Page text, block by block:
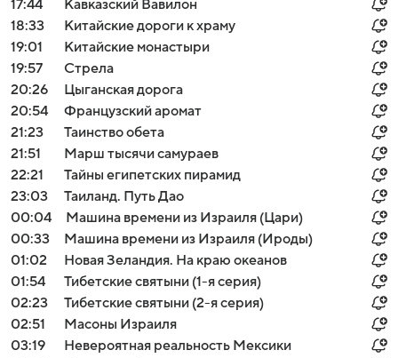
17:44
Кавказский Вавилон
18:33
Китайские дороги к храму
19:01
Китайские монастыри
19:57
Стрела
20:26
Цыганская дорога
20:54
Французский аромат
21:23
Таинство обета
21:51
Марш тысячи самураев
22:21
Тайны египетских пирамид
23:03
Таиланд. Путь Дао
00:04
Машина времени из Израиля (Цари)
00:33
Машина времени из Израиля (Ироды)
01:02
Новая Зеландия. На краю океанов
01:54
Тибетские святыни (1-я серия)
02:23
Тибетские святыни (2-я серия)
02:51
Масоны Израиля
03:19
Невероятная реальность Мексики